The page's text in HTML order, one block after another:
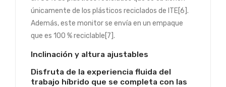
únicamente de los plásticos reciclados de ITE[6].
Además, este monitor se envía en un empaque
que es 100 % reciclable[7].
Inclinación y altura ajustables
Disfruta de la experiencia fluida del
trabajo híbrido que se completa con las